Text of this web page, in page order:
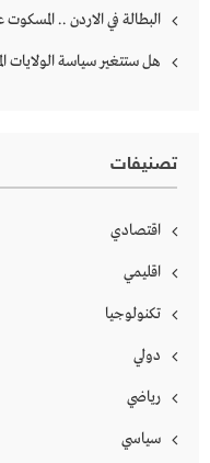
البطالة في الاردن ..
هل ستتغير سياسة الولايات
تصنيفات
اقتصادي
اقليمي
تكنولوجيا
دولي
رياضي
سياسي